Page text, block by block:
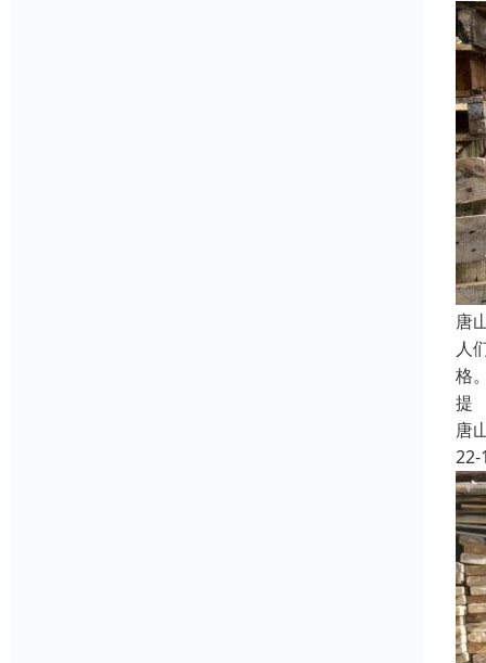
唐
人
格
提
唐
22-